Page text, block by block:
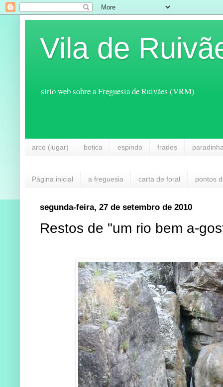
Vila de
sítio web sobre a Freguesia de Ruivães (VRM)
arco (lugar) botica espindo frades
Página inicial a freguesia carta de foral pontos
segunda-feira, 27 de setembro de 2010
Restos de "um rio bem a-